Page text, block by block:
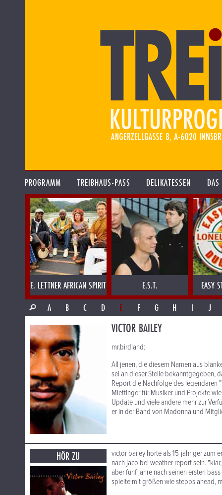
PROGRAMM TREIBHAUS-PASS DELIKATESSEN
E. LETTNER AFRICAN SPIRIT E.S.T.
EASY
A
B C D E F G H I J
VICTOR BAILEY
mr.birdland:
All jenen, die diesem Namen aus
sei an dieser Stelle bekanntgegeben,
Report die Nachfolge des legendären
Mietfinger für Musiker und Projekte
Update und viele andere mehr zur
er in der Band von Madonna und
HÖR ZU
victor bailey hörte als 15-jähriger zum
nach jaco bei weather report sein.
aber fünf jahre nach seinen ersten
spielte mit größen wie stepps ahead,